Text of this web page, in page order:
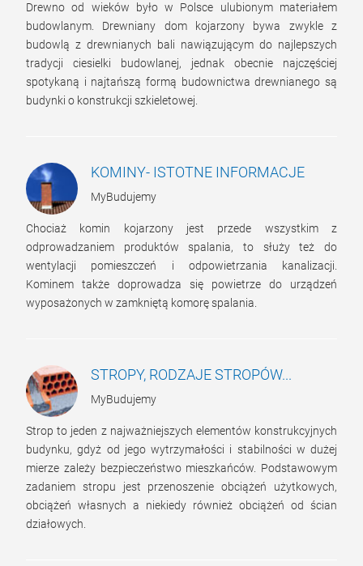
Drewno od wieków było w Polsce ulubionym materiałem
budowlanym. Drewniany dom kojarzony bywa zwykle z
budowlą z drewnianych bali nawiązującym do najlepszych
tradycji ciesielki budowlanej, jednak obecnie najczęściej
spotykaną i najtańszą formą budownictwa drewnianego są
budynki o konstrukcji szkieletowej.
KOMINY- ISTOTNE INFORMACJE
MyBudujemy
Chociaż komin kojarzony jest przede wszystkim z
odprowadzaniem produktów spalania, to służy też do
wentylacji pomieszczeń i odpowietrzania kanalizacji.
Kominem także doprowadza się powietrze do urządzeń
wyposażonych w zamkniętą komorę spalania.
STROPY, RODZAJE STROPÓW...
MyBudujemy
Strop to jeden z najważniejszych elementów konstrukcyjnych
budynku, gdyż od jego wytrzymałości i stabilności w dużej
mierze zależy bezpieczeństwo mieszkańców. Podstawowym
zadaniem stropu jest przenoszenie obciążeń użytkowych,
obciążeń własnych a niekiedy również obciążeń od ścian
działowych.